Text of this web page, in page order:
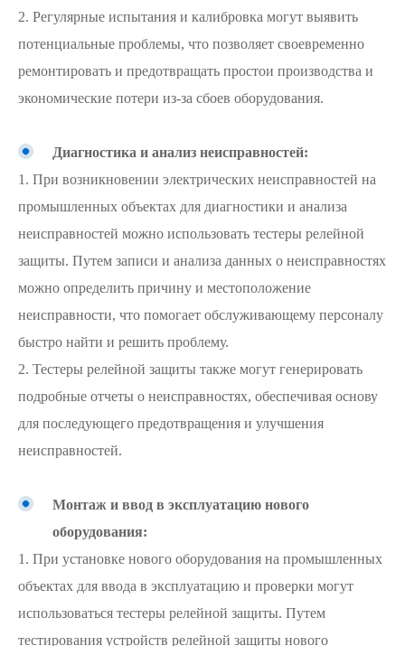
2. Регулярные испытания и калибровка могут выявить
потенциальные проблемы, что позволяет своевременно
ремонтировать и предотвращать простои производства и
экономические потери из-за сбоев оборудования.
Диагностика и анализ неисправностей:
1. При возникновении электрических неисправностей на
промышленных объектах для диагностики и анализа
неисправностей можно использовать тестеры релейной
защиты. Путем записи и анализа данных о неисправностях
можно определить причину и местоположение
неисправности, что помогает обслуживающему персоналу
быстро найти и решить проблему.
2. Тестеры релейной защиты также могут генерировать
подробные отчеты о неисправностях, обеспечивая основу
для последующего предотвращения и улучшения
неисправностей.
Монтаж и ввод в эксплуатацию нового
оборудования:
1. При установке нового оборудования на промышленных
объектах для ввода в эксплуатацию и проверки могут
использоваться тестеры релейной защиты. Путем
тестирования устройств релейной защиты нового